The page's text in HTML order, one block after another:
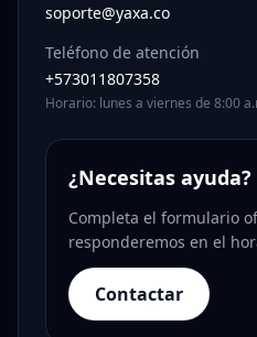
soporte@yaxa.co
Teléfono de atención
+573011807358
Horario: lunes a viernes de 8:00
¿Necesitas ayuda?
Completa el formulario
responderemos en el
Contactar